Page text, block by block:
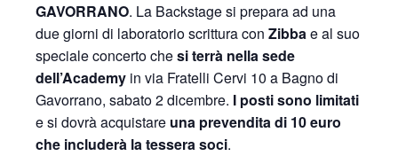
GAVORRANO. La Backstage si prepara ad una
due giorni di laboratorio scrittura con Zibbae al suo
speciale concerto chesi terrà nella sede
dell’Academy in via Fratelli Cervi 10 a Bagno di
Gavorrano, sabato 2 dicembre. I posti sono limitati
e si dovrà acquistare una prevendita di 10 euro
che includerà la tessera soci.